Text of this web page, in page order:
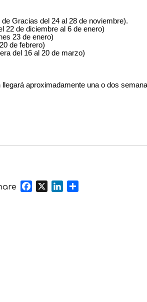
Gracias del 24 al 28 de noviembre).
22 de diciembre al 6 de enero)
23 de enero)
de febrero)
del 16 al 20 de marzo)
aproximadamente una o dos
Facebook
X LinkedIn